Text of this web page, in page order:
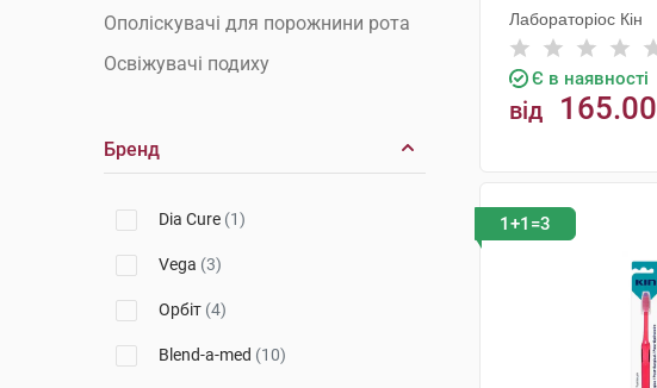
Ополіскувачі для порожнини рота
Освіжувачі подиху
Бренд
Dia Cure (1)
Vega (3)
Орбіт (4)
Blend-a-med (10)
Лабораторіос Кін
Є в наявності
від 165.00
1+1=3